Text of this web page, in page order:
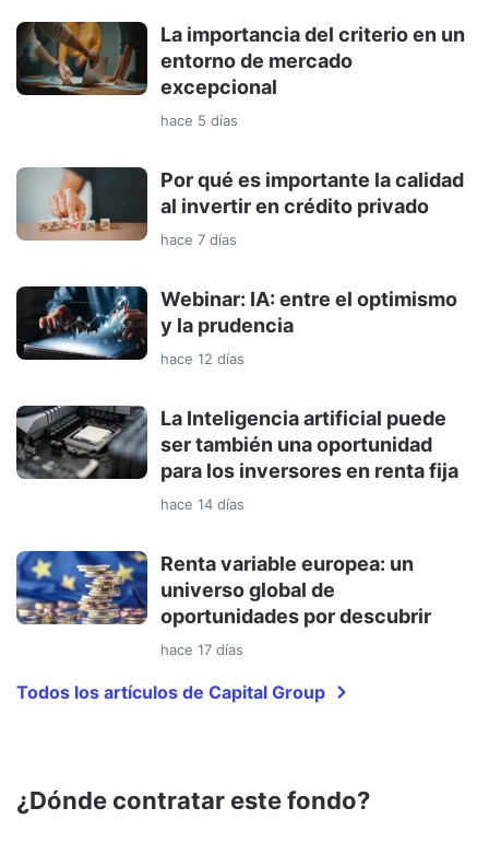
La importancia del criterio en un
entorno de mercado
excepcional
hace 5 días
Por qué es importante la calidad
al invertir en crédito privado
hace 7 días
Webinar: IA: entre el optimismo
y la prudencia
hace 12 días
La Inteligencia artificial puede
ser también una oportunidad
para los inversores en renta fija
hace 14 días
Renta variable europea: un
universo global de
oportunidades por descubrir
hace 17 días
Todos los artículos de Capital Group
¿Dónde contratar este fondo?